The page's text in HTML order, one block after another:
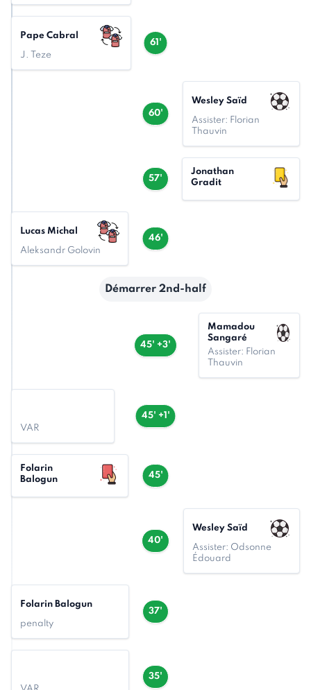
61'
Pape Cabral
J. Teze
60'
Wesley Saïd
Assister: Florian
Thauvin
57'
Jonathan
Gradit
46'
Lucas Michal
Aleksandr Golovin
Démarrer 2nd-half
45' +3'
Mamadou
Sangaré
Assister: Florian
Thauvin
45' +1'
VAR
45'
Folarin
Balogun
40'
Wesley Saïd
Assister: Odsonne
Édouard
37'
Folarin Balogun
penalty
35'